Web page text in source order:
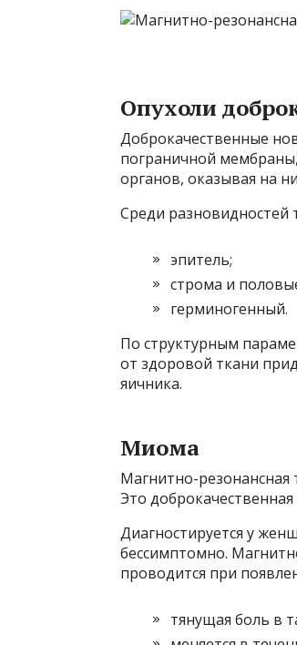
Опухоли
Доброкачественные
пограничной
органов, оказывая на
Среди разновидностей
эпитель;
строма и
герминогенный.
По структурным
от здоровой ткани
яичника.
Миома
Магнитно-резонансная
Это
Диагностируется у
бессимптомно.
проводится при
тянущая боль в